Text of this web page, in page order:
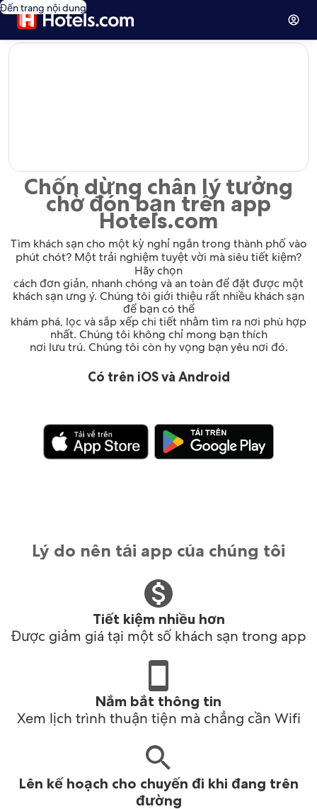
Đến trang nội dung
editorial
Chốn dừng chân lý tưởng
chờ đón bạn trên app
Hotels.com
Tìm khách sạn cho một kỳ nghỉ ngắn trong thành phố vào
phút chót? Một trải nghiệm tuyệt vời mà siêu tiết kiệm?
Hãy chọn
cách đơn giản, nhanh chóng và an toàn để đặt được một
khách sạn ưng ý. Chúng tôi giới thiệu rất nhiều khách sạn
để bạn có thể
khám phá, lọc và sắp xếp chi tiết nhằm tìm ra nơi phù hợp
nhất. Chúng tôi không chỉ mong bạn thích
nơi lưu trú. Chúng tôi còn hy vọng bạn yêu nơi đó.
Có trên iOS và Android
Lý do nên tải app của chúng tôi
Tiết kiệm nhiều hơn
Được giảm giá tại một số khách sạn trong app
Nắm bắt thông tin
Xem lịch trình thuận tiện mà chẳng cần Wifi
Lên kế hoạch cho chuyến đi khi đang trên
đường